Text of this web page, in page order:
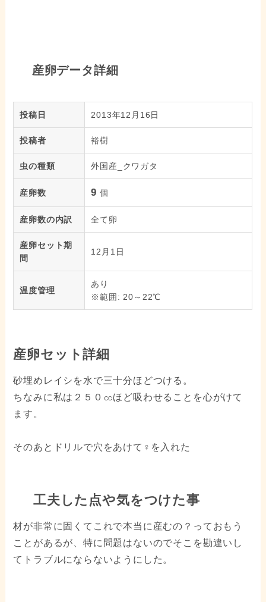
産卵データ詳細
投稿日 2013年12月16日
投稿者 裕樹
虫の種類 外国産_クワガタ
産卵数 9 個
産卵数の内訳 全て卵
産卵セット期
間
12月1日
温度管理
あり
※範囲: 20～22℃
産卵セット詳細
砂埋めレイシを水で三十分ほどつける。
ちなみに私は２５０㏄ほど吸わせることを心がけて
ます。
そのあとドリルで穴をあけて♀を入れた
工夫した点や気をつけた事
材が非常に固くてこれで本当に産むの？っておもう
ことがあるが、特に問題はないのでそこを勘違いし
てトラブルにならないようにした。